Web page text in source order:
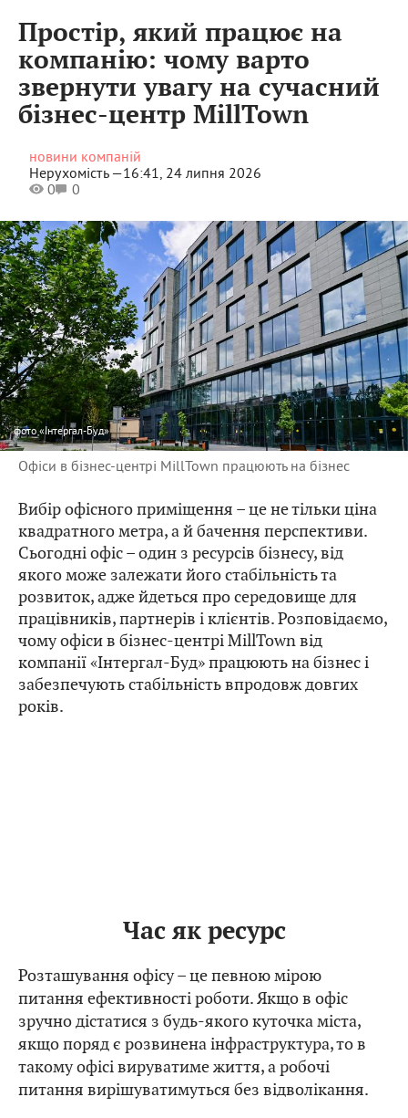
Простір, який працює на
компанію: чому варто
звернути увагу на сучасний
бізнес-центр MillTown
новини компаній
Нерухомість —16:41, 24 липня 2026
0
0
фото«Інтергал-Буд»
Офіси в бізнес-центрі MillTown працюють на бізнес
Вибір офісного приміщення – це не тільки ціна
квадратного метра, а й бачення перспективи.
Сьогодні офіс – один з ресурсів бізнесу, від
якого може залежати його стабільність та
розвиток, адже йдеться про середовище для
працівників, партнерів і клієнтів. Розповідаємо,
чому офіси в бізнес-центрі MillTown від
компанії «Інтергал-Буд» працюють на бізнес і
забезпечують стабільність впродовж довгих
років.
Час як ресурс
Розташування офісу – це певною мірою
питання ефективності роботи. Якщо в офіс
зручно дістатися з будь-якого куточка міста,
якщо поряд є розвинена інфраструктура, то в
такому офісі вируватиме життя, а робочі
питання вирішуватимуться без відволікання.